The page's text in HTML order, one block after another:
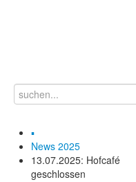
▪
News 2025
13.07.2025: Hofcafé
geschlossen